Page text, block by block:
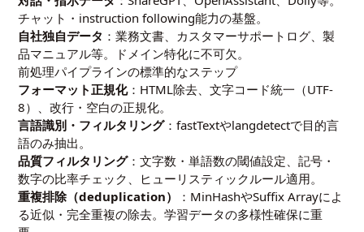
チャット・instruction following能力の基盤。
自社独自データ ：業務文書、カスタマーサポートログ、製
品マニュアル等。ドメイン特化に不可欠。
前処理パイプラインの標準的なステップ
フォーマット正規化：HTML除去、文字コード統一（UTF-
8）、改行・空白の正規化。
言語識別・フィルタリング：fastTextやlangdetectで目的言
語のみ抽出。
品質フィルタリング：文字数・単語数の閾値設定、記号・
数字の比率チェック、ヒューリスティックルール適用。
重複排除（deduplication）
：MinHashやSuffix Arrayによ
る近似・完全重複の除去。学習データの多様性確保に重